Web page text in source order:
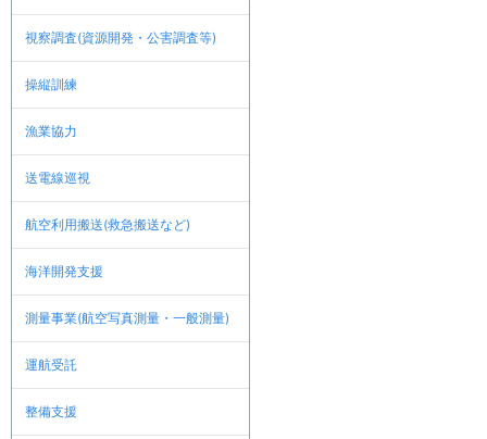
視察調査(資源開発・公害調査等)
操縦訓練
漁業協力
送電線巡視
航空利用搬送(救急搬送など)
海洋開発支援
測量事業(航空写真測量・一般測量)
運航受託
整備支援